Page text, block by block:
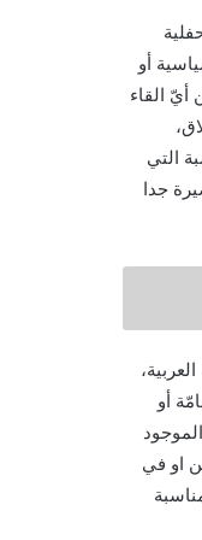
أو
أيّ القاء
التي
جدا
أو
او في